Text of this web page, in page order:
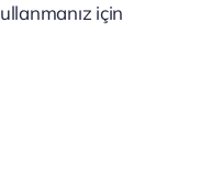
için